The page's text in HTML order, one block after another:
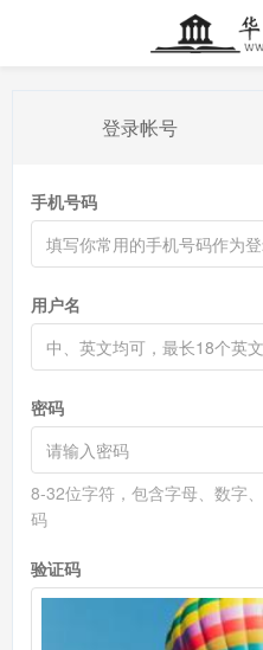
登录帐号
手机号码
用户名
密码
8-32位字符，包含字母、数字
码
验证码